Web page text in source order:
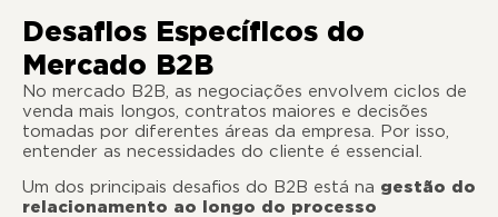
Desafios Específicos do
Mercado B2B
No mercado B2B, as negociações envolvem ciclos de
venda mais longos, contratos maiores e decisões
tomadas por diferentes áreas da empresa. Por isso,
entender as necessidades do cliente é essencial.
Um dos principais desafios do B2B está na gestão do
relacionamento ao longo do processo